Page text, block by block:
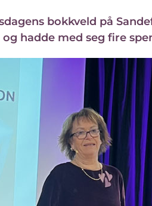
bokkveld på
hadde med seg fire